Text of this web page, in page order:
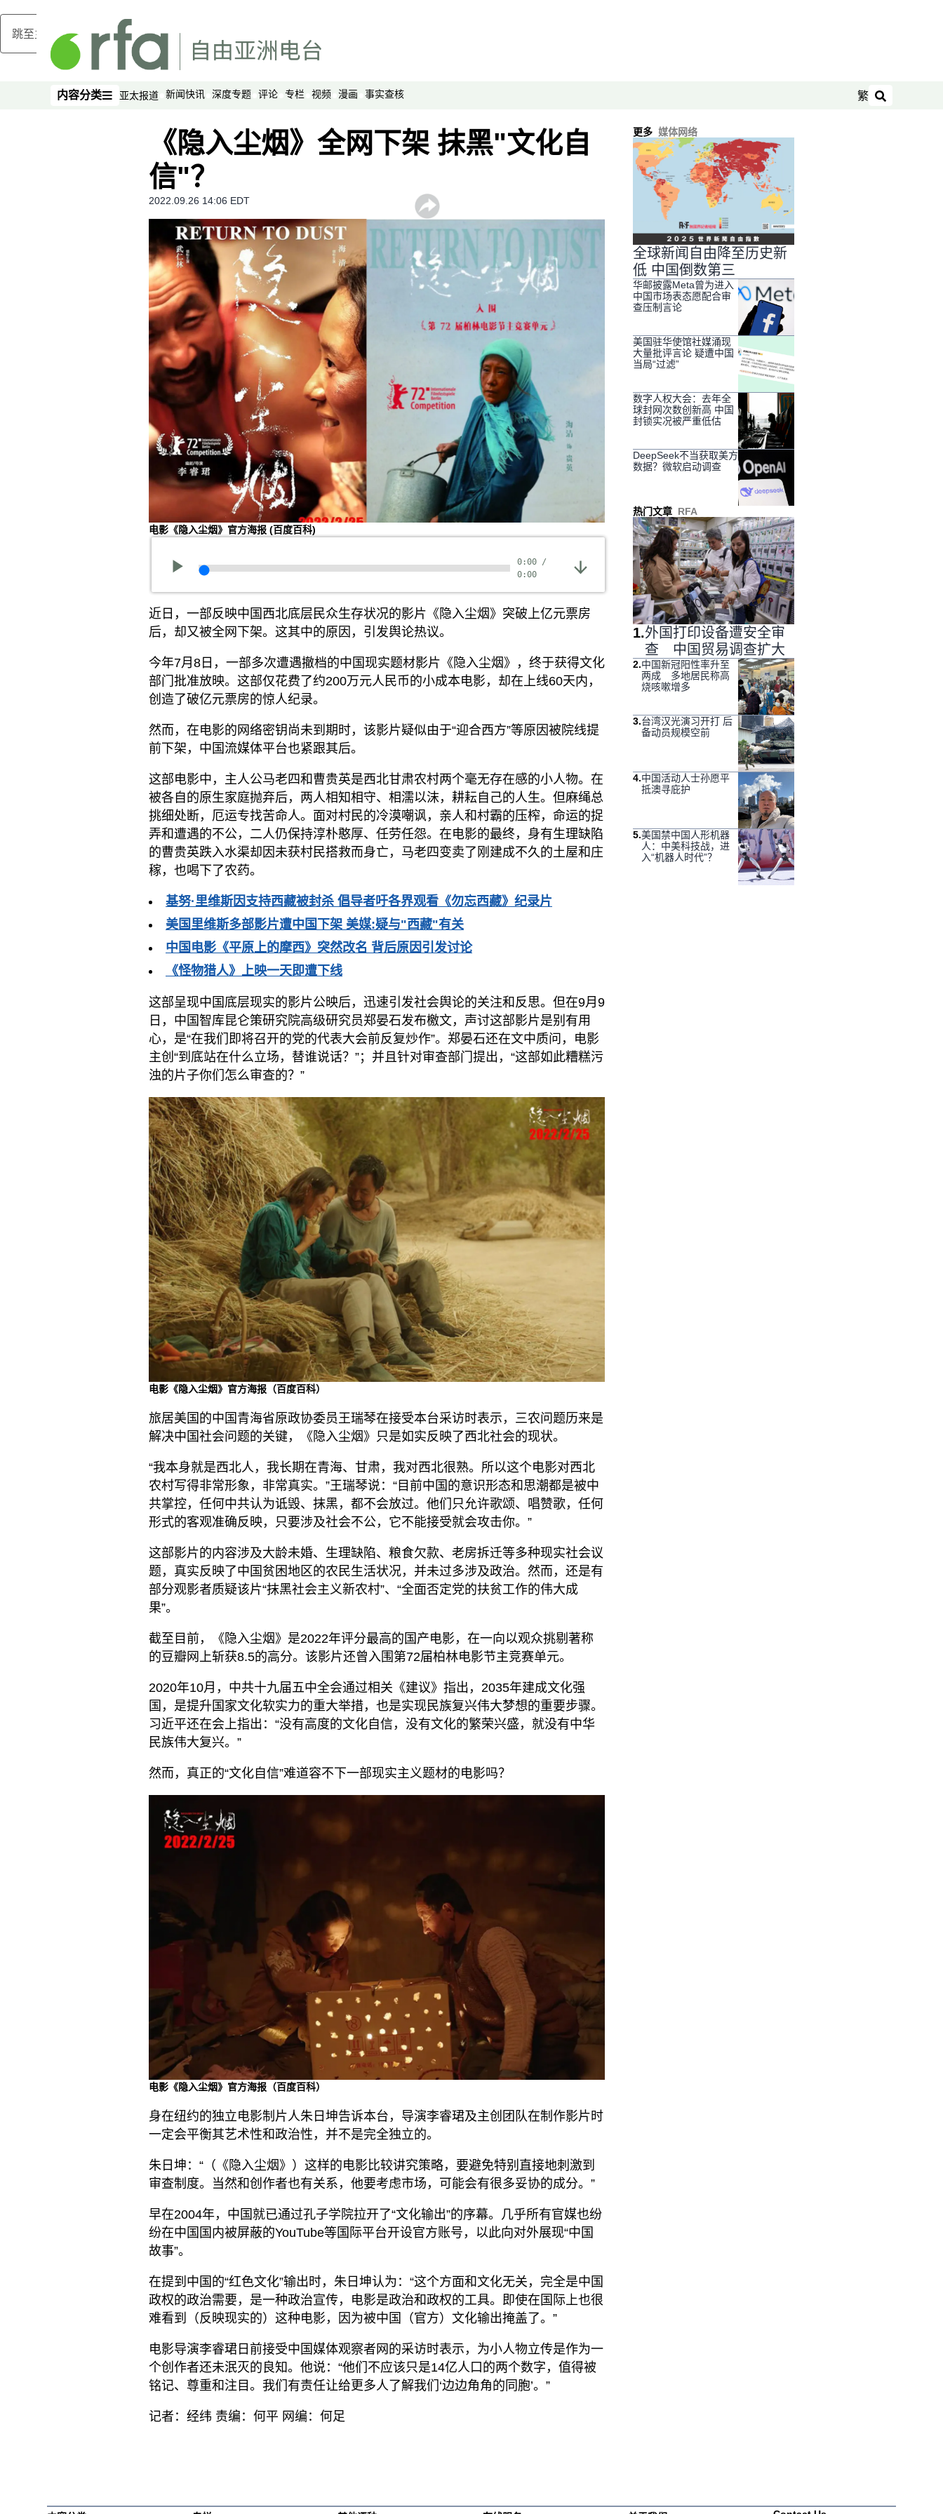
跳至主内容
内容分类
内容分类 亚太报道 新闻快讯 深度专题 评论 专栏 视频 漫画 事实查核 繁
搜索
《隐入尘烟》全网下架 抹黑"文化自
信"？
2022.09.26 14:06 EDT
电影《隐入尘烟》官方海报 (百度百科)
0:00 /
0:00
近日，一部反映中国西北底层民众生存状况的影片《隐入尘烟》突破上亿元票房
后，却又被全网下架。这其中的原因，引发舆论热议。
今年7月8日，一部多次遭遇撤档的中国现实题材影片《隐入尘烟》，终于获得文化
部门批准放映。这部仅花费了约200万元人民币的小成本电影，却在上线60天内，
创造了破亿元票房的惊人纪录。
然而，在电影的网络密钥尚未到期时，该影片疑似由于“迎合西方”等原因被院线提
前下架，中国流媒体平台也紧跟其后。
这部电影中，主人公马老四和曹贵英是西北甘肃农村两个毫无存在感的小人物。在
被各自的原生家庭抛弃后，两人相知相守、相濡以沫，耕耘自己的人生。但麻绳总
挑细处断，厄运专找苦命人。面对村民的冷漠嘲讽，亲人和村霸的压榨，命运的捉
弄和遭遇的不公，二人仍保持淳朴憨厚、任劳任怨。在电影的最终，身有生理缺陷
的曹贵英跌入水渠却因未获村民搭救而身亡，马老四变卖了刚建成不久的土屋和庄
稼，也喝下了农药。
基努·里维斯因支持西藏被封杀 倡导者吁各界观看《勿忘西藏》纪录片
美国里维斯多部影片遭中国下架 美媒:疑与"西藏"有关
中国电影《平原上的摩西》突然改名 背后原因引发讨论
《怪物猎人》上映一天即遭下线
这部呈现中国底层现实的影片公映后，迅速引发社会舆论的关注和反思。但在9月9
日，中国智库昆仑策研究院高级研究员郑晏石发布檄文，声讨这部影片是别有用
心，是“在我们即将召开的党的代表大会前反复炒作”。郑晏石还在文中质问，电影
主创“到底站在什么立场，替谁说话？”；并且针对审查部门提出，“这部如此糟糕污
浊的片子你们怎么审查的？”
电影《隐入尘烟》官方海报（百度百科）
旅居美国的中国青海省原政协委员王瑞琴在接受本台采访时表示，三农问题历来是
解决中国社会问题的关键，《隐入尘烟》只是如实反映了西北社会的现状。
“我本身就是西北人，我长期在青海、甘肃，我对西北很熟。所以这个电影对西北
农村写得非常形象，非常真实。”王瑞琴说：“目前中国的意识形态和思潮都是被中
共掌控，任何中共认为诋毁、抹黑，都不会放过。他们只允许歌颂、唱赞歌，任何
形式的客观准确反映，只要涉及社会不公，它不能接受就会攻击你。”
这部影片的内容涉及大龄未婚、生理缺陷、粮食欠款、老房拆迁等多种现实社会议
题，真实反映了中国贫困地区的农民生活状况，并未过多涉及政治。然而，还是有
部分观影者质疑该片“抹黑社会主义新农村”、“全面否定党的扶贫工作的伟大成
果”。
截至目前，《隐入尘烟》是2022年评分最高的国产电影，在一向以观众挑剔著称
的豆瓣网上斩获8.5的高分。该影片还曾入围第72届柏林电影节主竞赛单元。
2020年10月，中共十九届五中全会通过相关《建议》指出，2035年建成文化强
国，是提升国家文化软实力的重大举措，也是实现民族复兴伟大梦想的重要步骤。
习近平还在会上指出：“没有高度的文化自信，没有文化的繁荣兴盛，就没有中华
民族伟大复兴。”
然而，真正的“文化自信”难道容不下一部现实主义题材的电影吗？
电影《隐入尘烟》官方海报（百度百科）
身在纽约的独立电影制片人朱日坤告诉本台，导演李睿珺及主创团队在制作影片时
一定会平衡其艺术性和政治性，并不是完全独立的。
朱日坤：“（《隐入尘烟》）这样的电影比较讲究策略，要避免特别直接地刺激到
审查制度。当然和创作者也有关系，他要考虑市场，可能会有很多妥协的成分。”
早在2004年，中国就已通过孔子学院拉开了“文化输出”的序幕。几乎所有官媒也纷
纷在中国国内被屏蔽的YouTube等国际平台开设官方账号，以此向对外展现“中国
故事”。
在提到中国的“红色文化”输出时，朱日坤认为：“这个方面和文化无关，完全是中国
政权的政治需要，是一种政治宣传，电影是政治和政权的工具。即使在国际上也很
难看到（反映现实的）这种电影，因为被中国（官方）文化输出掩盖了。”
电影导演李睿珺日前接受中国媒体观察者网的采访时表示，为小人物立传是作为一
个创作者还未泯灭的良知。他说：“他们不应该只是14亿人口的两个数字，值得被
铭记、尊重和注目。我们有责任让给更多人了解我们‘边边角角的同胞’。”
记者：经纬 责编：何平 网编：何足
更多 媒体网络
全球新闻自由降至历史新
低 中国倒数第三
华邮披露Meta曾为进入
中国市场表态愿配合审
查压制言论
美国驻华使馆社媒涌现
大量批评言论 疑遭中国
当局“过滤”
数字人权大会：去年全
球封网次数创新高 中国
封锁实况被严重低估
DeepSeek不当获取美方
数据？微软启动调查
热门文章 RFA
1.外国打印设备遭安全审
查 中国贸易调查扩大
2.中国新冠阳性率升至
两成 多地居民称高
烧咳嗽增多
3.台湾汉光演习开打 后
备动员规模空前
4.中国活动人士孙愿平
抵澳寻庇护
5.美国禁中国人形机器
人：中美科技战，进
入“机器人时代”？